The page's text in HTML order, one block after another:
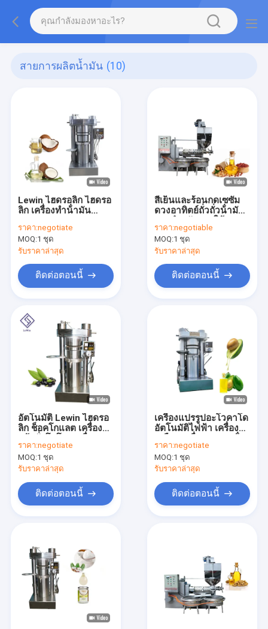
สายการผลิตน้ำมัน (10)
Lewin ไฮดรอลิก ไฮดรอ
ลิก เครื่องทําน้ํามัน
ราคา:negotiate
MOQ:1 ชุด
รับราคาล่าสุด
ติดต่อตอนนี้
สีเย็นและร้อนกดเซซัม
ดวงอาทิตย์ถั่วถั่วน้ํามัน
โรงงานน้ํามันพาณิชย์
ราคา:negotiable
MOQ:1 ชุด
รับราคาล่าสุด
ติดต่อตอนนี้
อัตโนมัติ Lewin ไฮดรอ
ลิก ช็อคโกแลต เครื่อง
แป้งโคโกะ
ราคา:negotiate
MOQ:1 ชุด
รับราคาล่าสุด
ติดต่อตอนนี้
เครื่องแปรรูปอะโวคาโด
อัตโนมัติไฟฟ้า เครื่อง
มัน
ราคา:negotiate
MOQ:1 ชุด
รับราคาล่าสุด
ติดต่อตอนนี้